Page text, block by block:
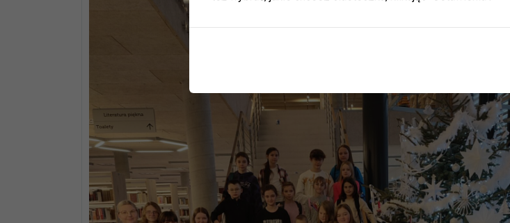
Informacje znajdziecie Państwo na naszej
JEDNOCZENIE INFORMUJEMY, ŻE W
BIBLIOTEKA W HERBACH PRZY UL.
GODZINACH 9:00-15:00